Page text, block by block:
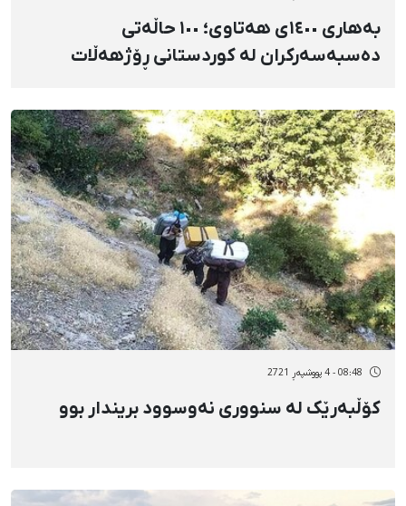
بەهاری ١٤٠٠ی هەتاوی؛ ١٠٠ حاڵەتی
دەسبەسەرکران لە کوردستانی ڕۆژهەڵات
08:48 - 4 پووشپەڕ 2721
کۆڵبەرێک لە سنووری نەوسوود بریندار بوو